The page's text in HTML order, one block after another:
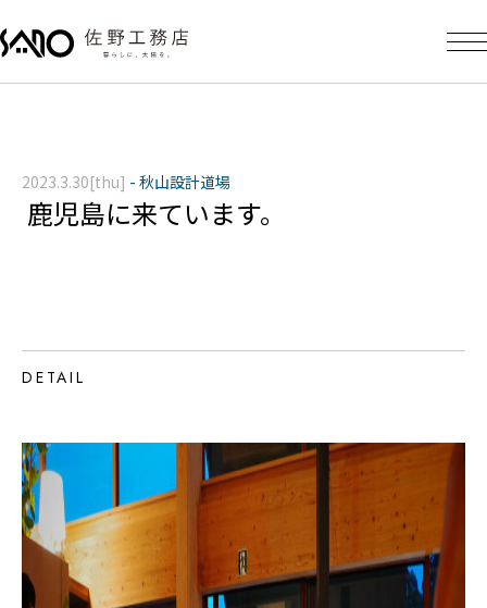
鹿児島に来ています。
2023.3.30[thu] - 秋山設計道場
DETAIL